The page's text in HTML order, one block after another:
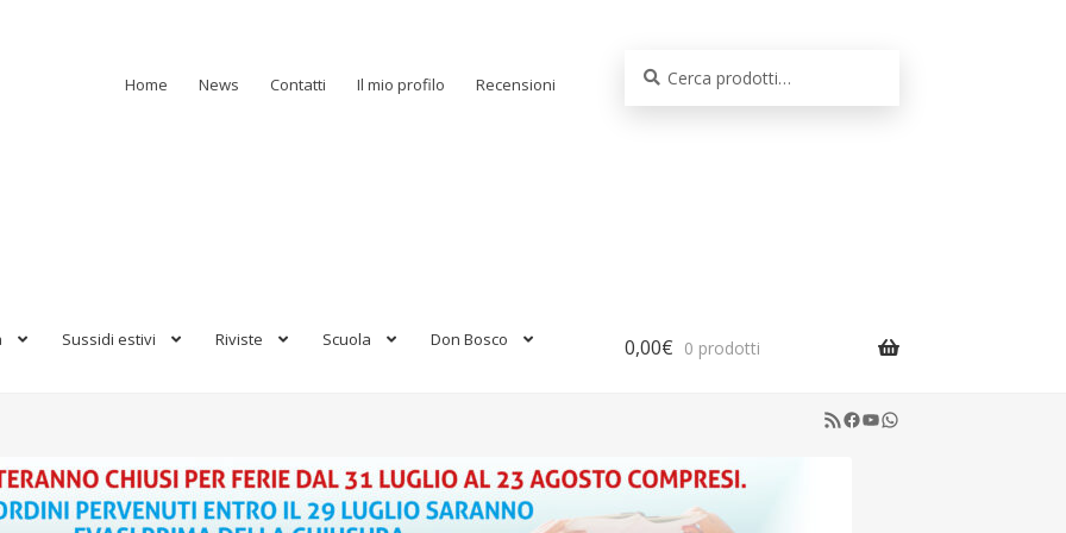
Home News Contatti Il mio profilo Recensioni
Sussidi estivi Riviste Scuola Don Bosco 0,00€ 0 prodotti
RSS Feed
Facebook
YouTube
WhatsApp